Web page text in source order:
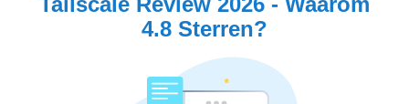
4.8 Sterren?